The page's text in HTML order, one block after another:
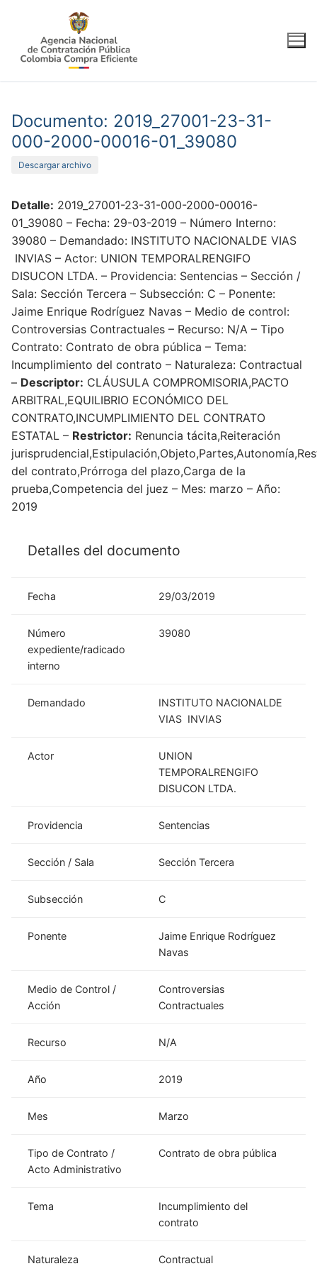
contenido
Documento: 2019_27001-23-31-
000-2000-00016-01_39080
Descargar archivo
Detalle: 2019_27001-23-31-000-2000-00016-
01_39080 – Fecha: 29-03-2019 – Número Interno:
39080 – Demandado: INSTITUTO NACIONALDE VIAS
INVIAS – Actor: UNION TEMPORALRENGIFO
DISUCON LTDA. – Providencia: Sentencias – Sección /
Sala: Sección Tercera – Subsección: C – Ponente:
Jaime Enrique Rodríguez Navas – Medio de control:
Controversias Contractuales – Recurso: N/A – Tipo
Contrato: Contrato de obra pública – Tema:
Incumplimiento del contrato – Naturaleza: Contractual
– Descriptor: CLÁUSULA COMPROMISORIA,PACTO
ARBITRAL,EQUILIBRIO ECONÓMICO DEL
CONTRATO,INCUMPLIMIENTO DEL CONTRATO
ESTATAL – Restrictor: Renuncia tácita,Reiteración
del contrato,Prórroga del plazo,Carga de la
prueba,Competencia del juez – Mes: marzo – Año:
2019
Detalles del documento
Fecha 29/03/2019
Número
expediente/radicado
interno
39080
Demandado
INSTITUTO NACIONALDE
VIAS INVIAS
Actor
UNION
TEMPORALRENGIFO
DISUCON LTDA.
Providencia Sentencias
Sección / Sala Sección Tercera
Subsección C
Ponente
Jaime Enrique Rodríguez
Navas
Medio de Control /
Acción
Controversias
Contractuales
Recurso N/A
Año 2019
Mes Marzo
Tipo de Contrato /
Acto Administrativo
Contrato de obra pública
Tema
Incumplimiento del
contrato
Naturaleza Contractual